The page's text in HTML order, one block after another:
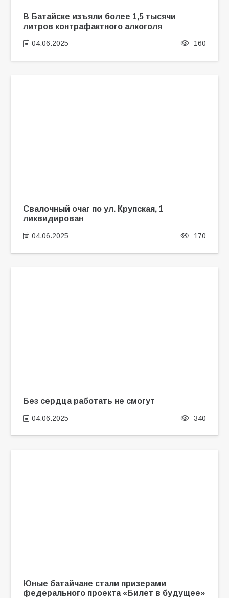
В Батайске изъяли более 1,5 тысячи
литров контрафактного алкоголя
04.06.2025 160
Свалочный очаг по ул. Крупская, 1
ликвидирован
04.06.2025 170
Без сердца работать не смогут
04.06.2025 340
Юные батайчане стали призерами
федерального проекта «Билет в будущее»